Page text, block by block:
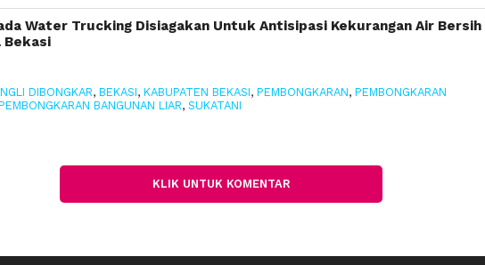
Water Trucking Disiagakan Untuk Antisipasi Kekurangan Air Bersih
Bekasi
DIBONGKAR, BEKASI, KABUPATEN BEKASI, PEMBONGKARAN, PEMBONGKARAN
BANGUNAN LIAR, SUKATANI
KLIK UNTUK KOMENTAR